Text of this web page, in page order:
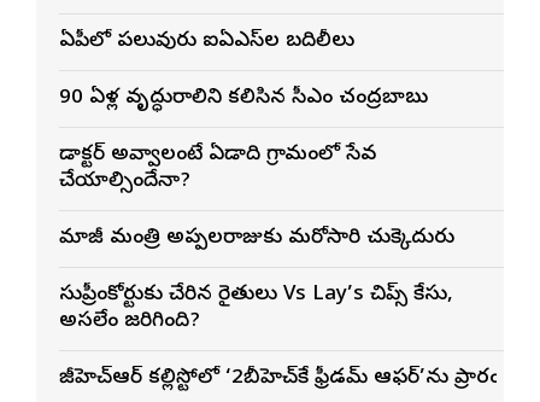
ఏపీలో పలువురు ఐఏఎస్‌ల బదిలీలు
90 ఏళ్ల వృద్ధురాలిని కలిసిన సీఎం చంద్రబాబు
డాక్టర్ అవ్వాలంటే ఏడాది గ్రామంలో సేవ
చేయాల్సిందేనా?
మాజీ మంత్రి అప్పలరాజుకు మరోసారి చుక్కెదురు
సుప్రీంకోర్టుకు చేరిన రైతులు Vs Lay’s చిప్స్‌ కేసు,
అసలేం జరిగింది?
జీహెచ్ఆర్ కల్లిస్టోలో ‘2బీహెచ్‌కే ఫ్రీడమ్ ఆఫర్’ను